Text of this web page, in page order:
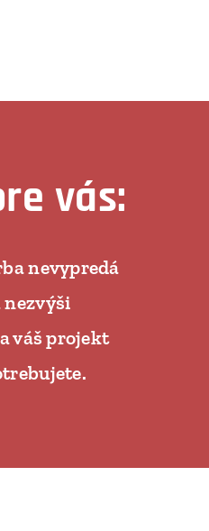
vás:
nevypredá
nezvýši
váš projekt